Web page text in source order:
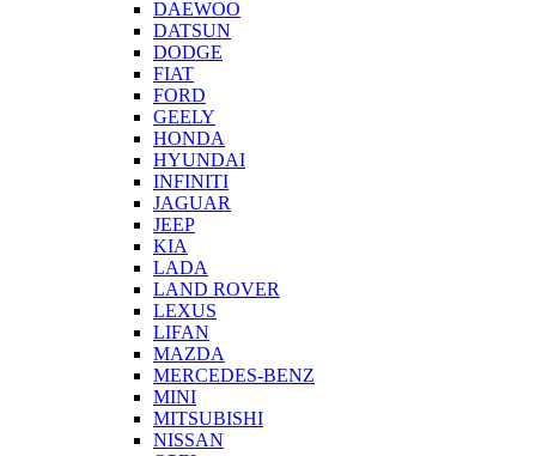
DAEWOO
DATSUN
DODGE
FIAT
FORD
GEELY
HONDA
HYUNDAI
INFINITI
JAGUAR
JEEP
KIA
LADA
LAND ROVER
LEXUS
LIFAN
MAZDA
MERCEDES-BENZ
MINI
MITSUBISHI
NISSAN